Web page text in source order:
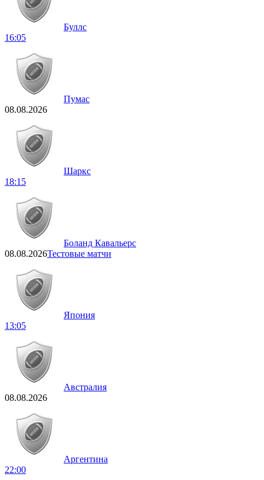
Буллс
16:05
Пумас
08.08.2026
Шаркс
18:15
Боланд Кавальерс
08.08.2026Тестовые матчи
Япония
13:05
Австралия
08.08.2026
Аргентина
22:00